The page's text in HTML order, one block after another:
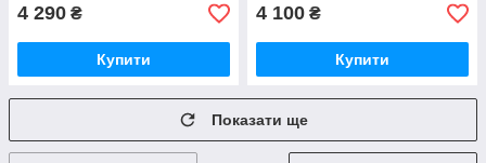
4 290 ₴
Купити
4 100 ₴
Купити
Показати ще